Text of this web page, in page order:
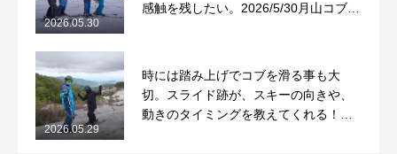
感触を残したい。2026/5/30月山コブレ
2026.05.30
時には踏み上げでコブを滑る事も大
切。スライド跡が、スキーの向きや、
動きのタイミングを教えてくれる！
2026.05.29